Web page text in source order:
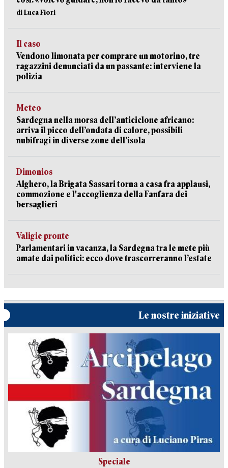
di Luca Fiori
Il caso
Vendono limonata per comprare un motorino, tre
ragazzini denunciati da un passante: interviene la
polizia
Meteo
Sardegna nella morsa dell’anticiclone africano:
arriva il picco dell’ondata di calore, possibili
nubifragi in diverse zone dell’isola
Dimonios
Alghero, la Brigata Sassari torna a casa fra applausi,
commozione e l'accoglienza della Fanfara dei
bersaglieri
Valigie pronte
Parlamentari in vacanza, la Sardegna tra le mete più
amate dai politici: ecco dove trascorreranno l’estate
Le nostre iniziative
Speciale